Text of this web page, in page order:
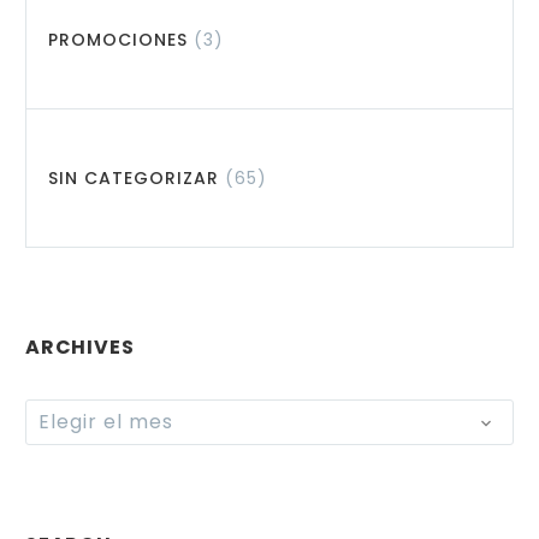
PROMOCIONES (3)
SIN CATEGORIZAR (65)
ARCHIVES
Archives
Elegir el mes